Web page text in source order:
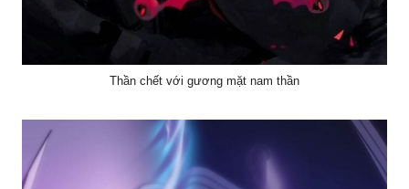
Thần chết với gương mặt nam thần